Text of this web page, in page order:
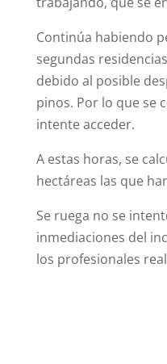
Continúa habiendo
segundas
debido al posible
pinos. Por lo que se
intente acceder.
A estas horas, se
hectáreas las que
Se ruega no se
inmediaciones del
los profesionales